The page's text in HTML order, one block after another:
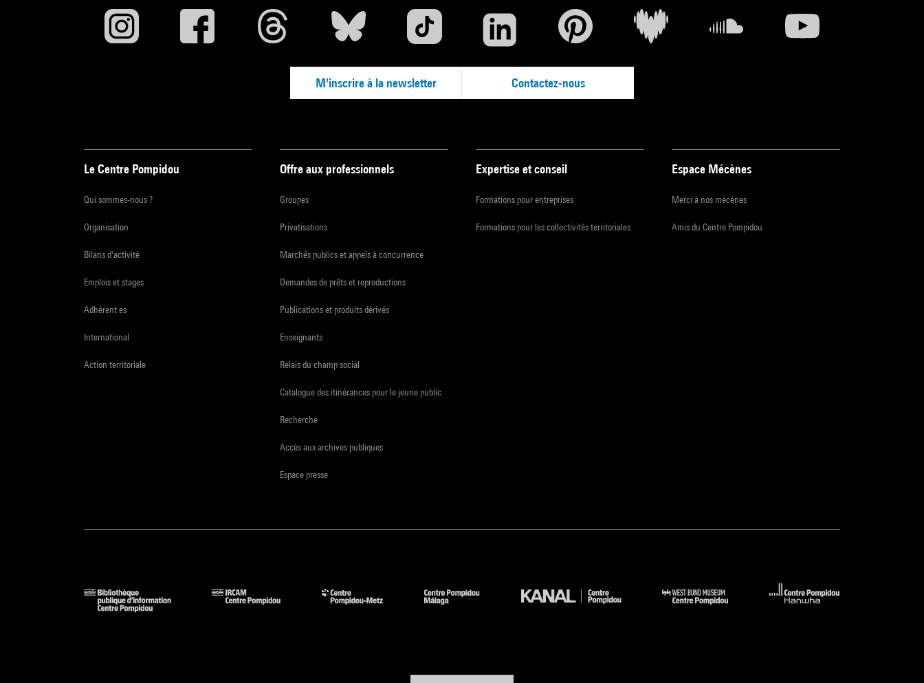
M'inscrire à la newsletter Contactez-nous
Le Centre Pompidou
Qui sommes-nous ?
Organisation
Bilans d'activité
Emplois et stages
Adhérent·es
International
Action territoriale
Offre aux professionnels
Groupes
Privatisations
Marchés publics et appels à concurrence
Demandes de prêts et reproductions
Publications et produits dérivés
Enseignants
Relais du champ social
Catalogue des itinérances pour le jeune public
Recherche
Accès aux archives publiques
Espace presse
Expertise et conseil
Formations pour entreprises
Formations pour les collectivités territoriales
Espace Mécènes
Merci à nos mécènes
Amis du Centre Pompidou